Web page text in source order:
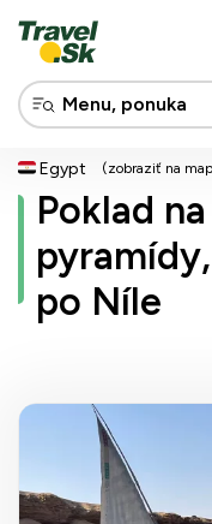
Egypt (zobraziť na
Poklad
po Níle